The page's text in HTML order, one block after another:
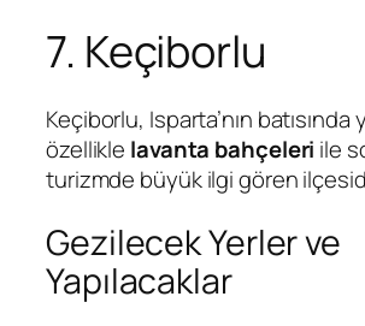
7. Keçiborlu
Keçiborlu, Isparta’nın batısında
özellikle lavanta bahçeleri ile
turizmde büyük ilgi gören
Gezilecek Yerler ve
Yapılacaklar